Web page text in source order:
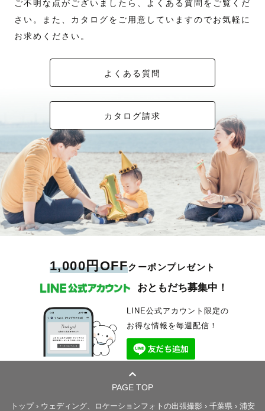
ご不明な点がございましたら、よくある質問をご覧くだ
さい。また、カタログをご用意していますのでお気軽に
お求めください。
よくある質問
カタログ請求
1,000円OFFクーポンプレゼント
おともだち募集中！
LINE公式アカウント限定の
お得な情報を毎週配信！
PAGE TOP
トップ› ウェディング、ロケーションフォトの出張撮影 › 千葉県› 浦安